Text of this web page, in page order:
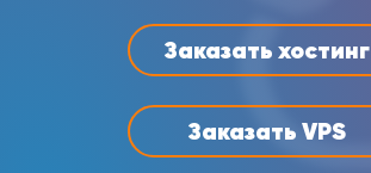
Заказать хостинг
Заказать VPS